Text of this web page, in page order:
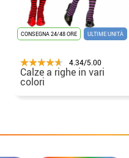
CONSEGNA 24/48 ORE ULTIME UNITÀ
4.34/5.00
Calze a righe in vari
colori